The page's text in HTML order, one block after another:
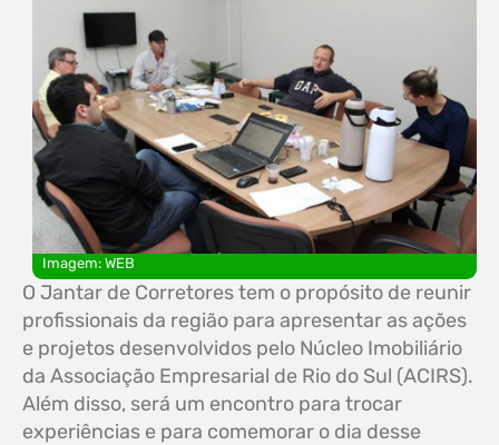
Imagem: WEB
O Jantar de Corretores tem o propósito de reunir
profissionais da região para apresentar as ações
e projetos desenvolvidos pelo Núcleo Imobiliário
da Associação Empresarial de Rio do Sul (ACIRS).
Além disso, será um encontro para trocar
experiências e para comemorar o dia desse